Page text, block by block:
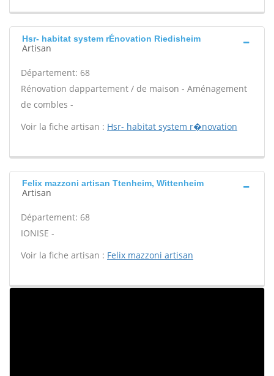
Hsr- habitat system rÉnovation Riedisheim
Artisan
Département: 68
Rénovation dappartement / de maison - Aménagement
de combles -
Voir la fiche artisan : Hsr- habitat system r�novation
Felix mazzoni artisan Ttenheim, Wittenheim
Artisan
Département: 68
IONISE -
Voir la fiche artisan : Felix mazzoni artisan